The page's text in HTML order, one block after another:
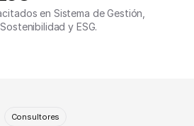
en Sistema de Gestión,
y ESG.
Consultores